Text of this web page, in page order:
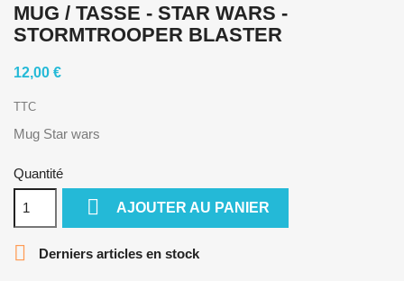
MUG / TASSE - STAR WARS -
STORMTROOPER BLASTER
12,00 €
TTC
Mug Star wars
Quantité
 AJOUTER AU PANIER
 Derniers articles en stock